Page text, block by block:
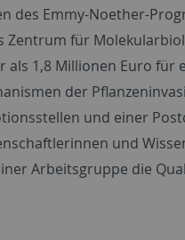
des Emmy-Noether-
für
1,8 Millionen Euro für
der
und einer
und
Arbeitsgruppe die